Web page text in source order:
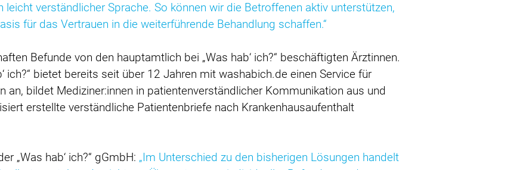
verständlicher Sprache. So können wir die Betroffenen aktiv unterstützen,
für das Vertrauen in die weiterführende Behandlung schaffen.“
Befunde von den hauptamtlich bei „Was hab‘ ich?“ beschäftigten Ärztinnen.
ich?“ bietet bereits seit über 12 Jahren mit washabich.de einen Service für
an, bildet Mediziner:innen in patientenverständlicher Kommunikation aus und
erstellte verständliche Patientenbriefe nach Krankenhausaufenthalt
„Was hab‘ ich?“ gGmbH: „Im Unterschied zu den bisherigen Lösungen handelt